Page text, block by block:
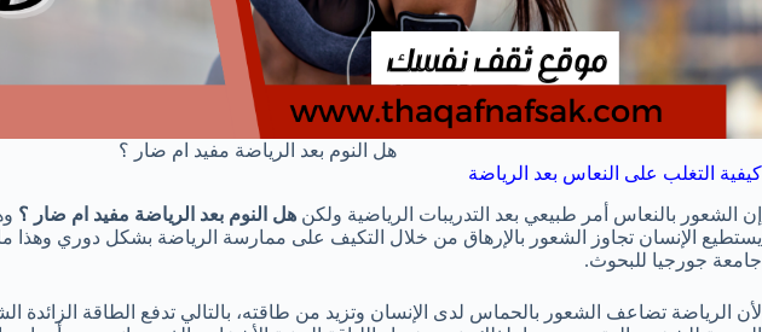
هل النوم بعد الرياضة مفيد ام ضار ؟
كيفية التغلب على النعاس بعد الرياضة
إن الشعور بالنعاس أمر طبيعي بعد التدريبات الرياضية ولكن هل النوم بعد الرياضة مفيد ام ضار ؟
يستطيع الإنسان تجاوز الشعور بالإرهاق من خلال التكيف على ممارسة الرياضة بشكل دوري
جامعة جورجيا للبحوث.
لأن الرياضة تضاعف الشعور بالحماس لدى الإنسان وتزيد من طاقته، بالتالي تدفع الطاقة الزائدة